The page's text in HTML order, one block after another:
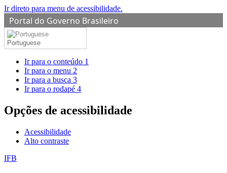
Ir direto para menu de acessibilidade.
Portal do Governo Brasileiro
Portuguese
Ir para o conteúdo 1
Ir para o menu 2
Ir para a busca 3
Ir para o rodapé 4
Opções de acessibilidade
Acessibilidade
Alto contraste
IFB